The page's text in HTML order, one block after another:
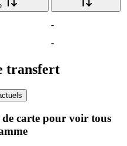
-
-
transfert
carte pour voir tous